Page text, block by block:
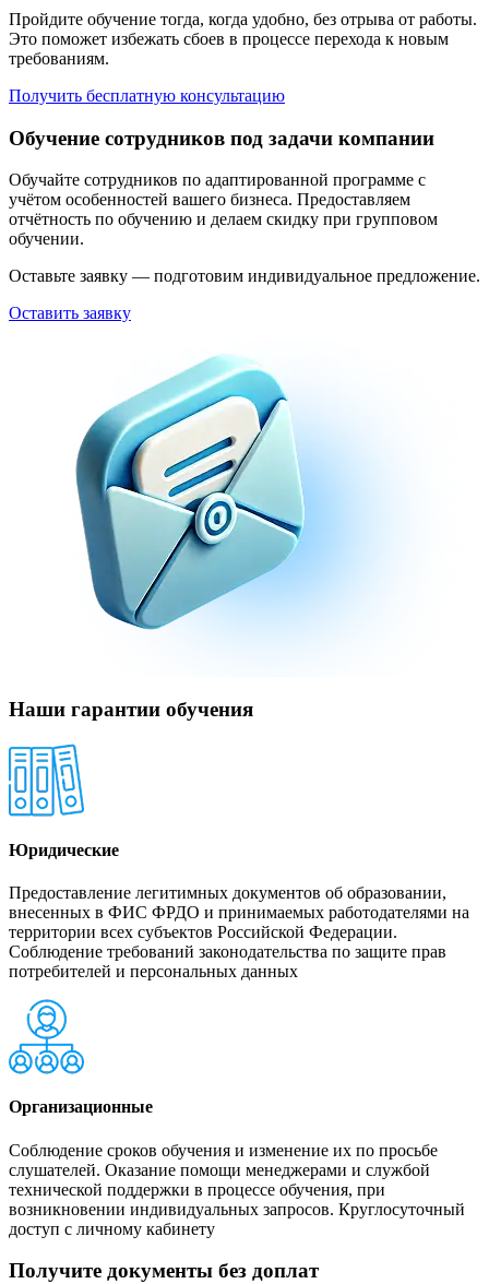
Пройдите обучение тогда, когда удобно, без отрыва от работы.
Это поможет избежать сбоев в процессе перехода к новым
требованиям.
Получить бесплатную консультацию
Обучение сотрудников под задачи компании
Обучайте сотрудников по адаптированной программе с
учётом особенностей вашего бизнеса. Предоставляем
отчётность по обучению и делаем скидку при групповом
обучении.
Оставьте заявку — подготовим индивидуальное предложение.
Оставить заявку
Наши гарантии обучения
Юридические
Предоставление легитимных документов об образовании,
внесенных в ФИС ФРДО и принимаемых работодателями на
территории всех субъектов Российской Федерации.
Соблюдение требований законодательства по защите прав
потребителей и персональных данных
Организационные
Соблюдение сроков обучения и изменение их по просьбе
слушателей. Оказание помощи менеджерами и службой
технической поддержки в процессе обучения, при
возникновении индивидуальных запросов. Круглосуточный
доступ с личному кабинету
Получите документы без доплат